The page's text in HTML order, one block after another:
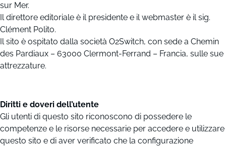
sur Mer.
Il direttore editoriale è il presidente e il webmaster è il sig.
Clément Polito.
Il sito è ospitato dalla società O2Switch, con sede a Chemin
des Pardiaux – 63000 Clermont-Ferrand – Francia, sulle sue
attrezzature.
Diritti e doveri dell’utente
Gli utenti di questo sito riconoscono di possedere le
competenze e le risorse necessarie per accedere e utilizzare
questo sito e di aver verificato che la configurazione